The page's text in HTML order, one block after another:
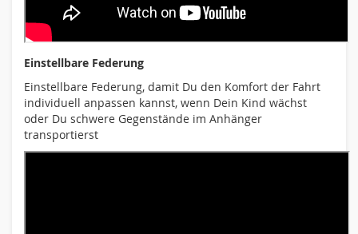
Einstellbare Federung
Einstellbare Federung, damit Du den Komfort der Fahrt
individuell anpassen kannst, wenn Dein Kind wächst
oder Du schwere Gegenstände im Anhänger
transportierst